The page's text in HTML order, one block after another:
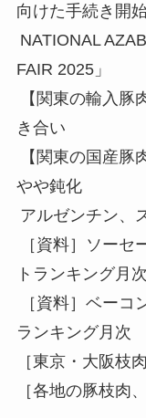
向けた手続き開
NATIONAL
FAIR 2025」
【関東の輸入豚
き合い
【関東の国産豚
やや鈍化
アルゼンチン、
［資料］ソーセ
トランキング月次
［資料］ベーコ
ランキング月次
［東京・大阪枝
［各地の豚枝肉